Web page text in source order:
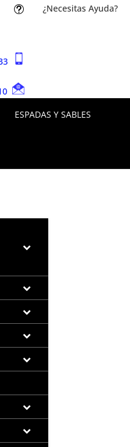
t ¿Necesitas Ayuda?
ESPADAS Y SABLES